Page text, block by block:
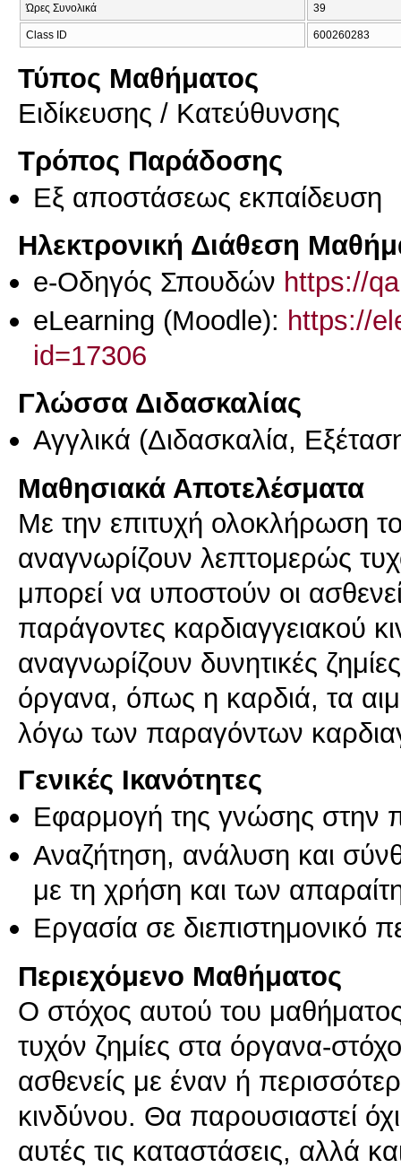
Ώρες Συνολικά 39
Class ID 600260283
Τύπος Μαθήματος
Eιδίκευσης / Kατεύθυνσης
Τρόπος Παράδοσης
Eξ απoστάσεως εκπαίδευση
Ηλεκτρονική Διάθεση
e-Οδηγός Σπουδών https://
eLearning (Moodle): https://
id=17306
Γλώσσα Διδασκαλίας
Αγγλικά (Διδασκαλία,
Μαθησιακά Αποτελέσματα
Με την επιτυχή ολοκλήρωση
αναγνωρίζουν λεπτομερώς
μπορεί να υποστούν οι
παράγοντες καρδιαγγειακού
αναγνωρίζουν δυνητικές
όργανα, όπως η καρδιά, τα
λόγω των παραγόντων
Γενικές Ικανότητες
Εφαρμογή της γνώσης στην
Αναζήτηση, ανάλυση και
με τη χρήση και των
Εργασία σε διεπιστημονικό
Περιεχόμενο Μαθήματος
Ο στόχος αυτού του
τυχόν ζημίες στα όργανα-
ασθενείς με έναν ή
κινδύνου. Θα παρουσιαστεί
αυτές τις καταστάσεις, αλλά